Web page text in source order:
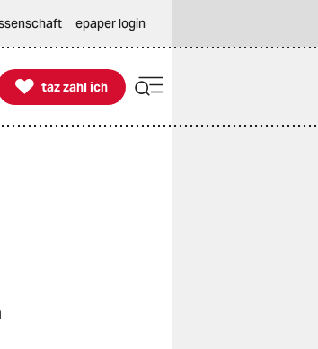
epaper login

taz zahl ich
taz zahl ich